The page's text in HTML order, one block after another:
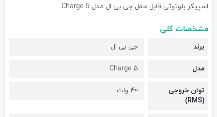
اسپیکر بلوتوثی قابل حمل جی بی ال مدل Charge 5
مشخصات کلی
برند جی بی ال
مدل Charge 5
توان خروجی
(RMS)
40 وات